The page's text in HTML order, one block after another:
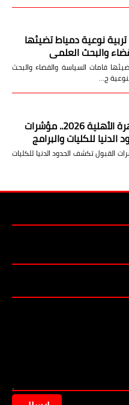
نوعية دمياط تضيئها
والبحث العلمي
قامات السياسة والقضاء والبحث
ج…
تنسيق جامعة القاهرة الأهلية 2026.. مؤشرات
للكليات والبرامج
الأهلية 2026.. مؤشرات القبول تكشف الحدود الدنيا للكليات